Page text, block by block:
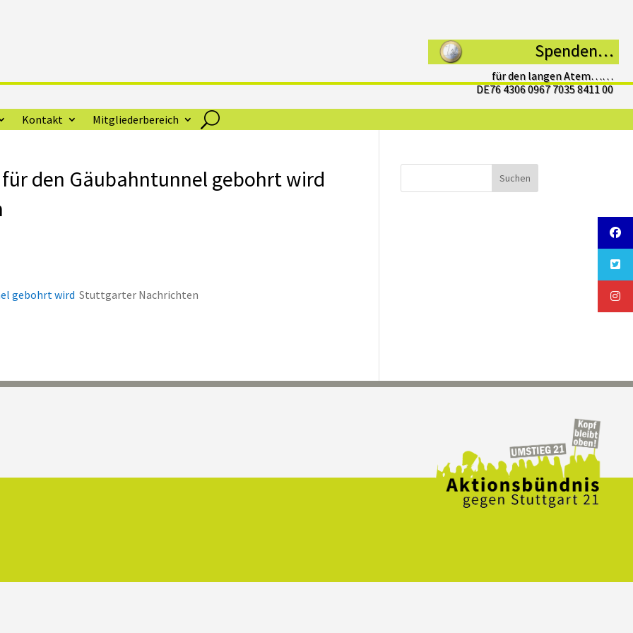
Spenden…
für den langen Atem……
DE76 4306 0967 7035 8411 00
Kontakt Mitgliederbereich
für den Gäubahntunnel gebohrt wird
gebohrt wird Stuttgarter Nachrichten
Suchen